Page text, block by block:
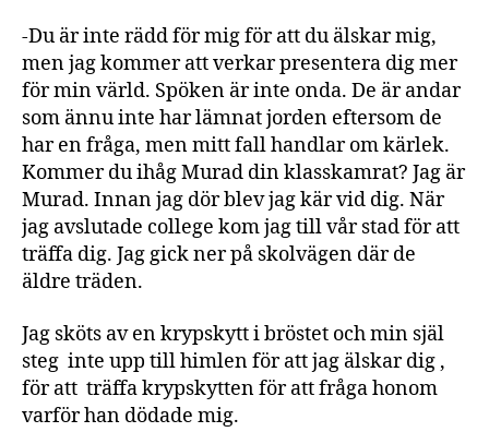
-Du är inte rädd för mig för att du älskar mig,
men jag kommer att verkar presentera dig mer
för min värld. Spöken är inte onda. De är andar
som ännu inte har lämnat jorden eftersom de
har en fråga, men mitt fall handlar om kärlek.
Kommer du ihåg Murad din klasskamrat? Jag är
Murad. Innan jag dör blev jag kär vid dig. När
jag avslutade college kom jag till vår stad för att
träffa dig. Jag gick ner på skolvägen där de
äldre träden.
Jag sköts av en krypskytt i bröstet och min själ
steg inte upp till himlen för att jag älskar dig ,
för att träffa krypskytten för att fråga honom
varför han dödade mig.